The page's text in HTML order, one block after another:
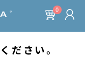
0
ださい。